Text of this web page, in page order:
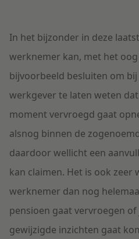
In het bijzonder in deze
werknemer kan, met het
bijvoorbeeld besluiten om
werkgever te laten weten
moment vervroegd gaat
alsnog binnen de
daardoor wellicht een
kan claimen. Het is ook zeer
werknemer dan nog
pensioen gaat vervroegen
gewijzigde inzichten gaat